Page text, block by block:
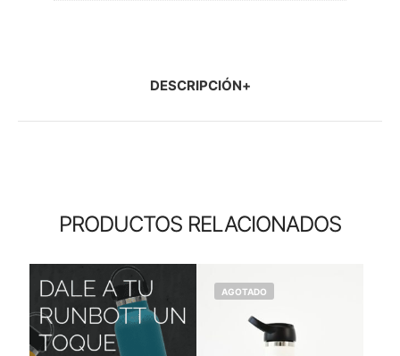
DESCRIPCIÓN
PRODUCTOS RELACIONADOS
AGOTADO